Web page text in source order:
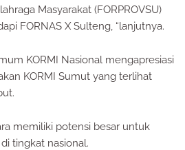
Masyarakat (FORPROVSU)
FORNAS X Sulteng, “lanjutnya.
KORMI Nasional mengapresiasi
KORMI Sumut yang terlihat
memiliki potensi besar untuk
tingkat nasional.